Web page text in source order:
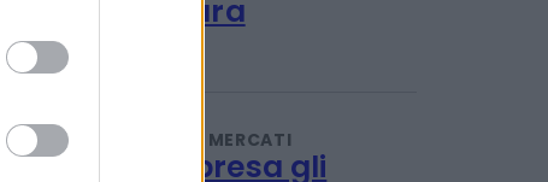
Ulivi, erba medica ed
energia solare: le
rinnovabili sposano
l'agricoltura
Redazione